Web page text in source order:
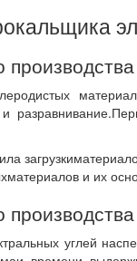
производства
и их
углей